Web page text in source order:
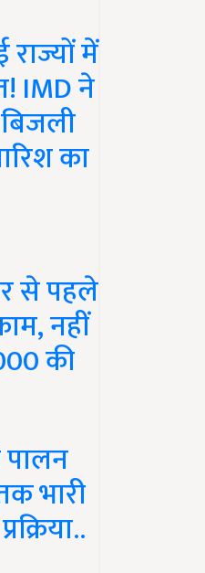
में
IMD ने
का
से पहले
नहीं
की
भारी